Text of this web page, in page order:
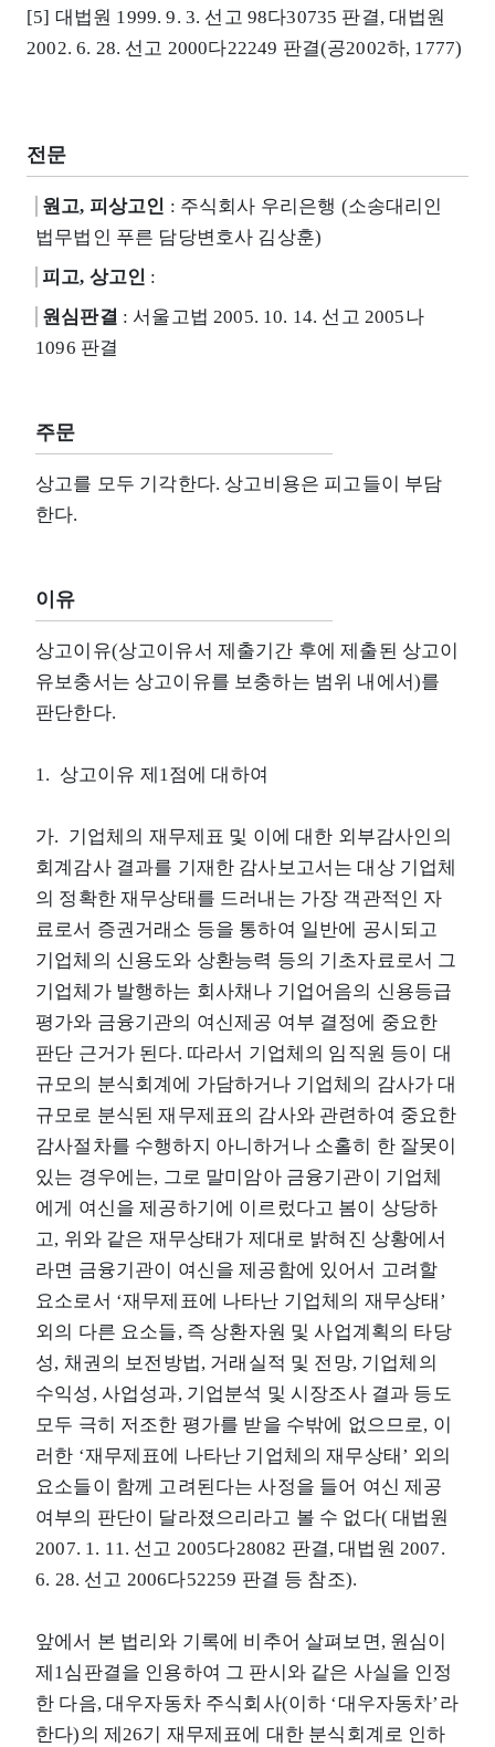
[5] 대법원 1999. 9. 3. 선고 98다30735 판결, 대법원
2002. 6. 28. 선고 2000다22249 판결(공2002하, 1777)
전문
원고, 피상고인 : 주식회사 우리은행 (소송대리인
법무법인 푸른 담당변호사 김상훈)
피고, 상고인 :
원심판결 : 서울고법 2005. 10. 14. 선고 2005나
1096 판결
주문
상고를 모두 기각한다. 상고비용은 피고들이 부담
한다.
이유
상고이유(상고이유서 제출기간 후에 제출된 상고이
유보충서는 상고이유를 보충하는 범위 내에서)를
판단한다.
1. 상고이유 제1점에 대하여
가. 기업체의 재무제표 및 이에 대한 외부감사인의
회계감사 결과를 기재한 감사보고서는 대상 기업체
의 정확한 재무상태를 드러내는 가장 객관적인 자
료로서 증권거래소 등을 통하여 일반에 공시되고
기업체의 신용도와 상환능력 등의 기초자료로서 그
기업체가 발행하는 회사채나 기업어음의 신용등급
평가와 금융기관의 여신제공 여부 결정에 중요한
판단 근거가 된다. 따라서 기업체의 임직원 등이 대
규모의 분식회계에 가담하거나 기업체의 감사가 대
규모로 분식된 재무제표의 감사와 관련하여 중요한
감사절차를 수행하지 아니하거나 소홀히 한 잘못이
있는 경우에는, 그로 말미암아 금융기관이 기업체
에게 여신을 제공하기에 이르렀다고 봄이 상당하
고, 위와 같은 재무상태가 제대로 밝혀진 상황에서
라면 금융기관이 여신을 제공함에 있어서 고려할
요소로서 ‘재무제표에 나타난 기업체의 재무상태’
외의 다른 요소들, 즉 상환자원 및 사업계획의 타당
성, 채권의 보전방법, 거래실적 및 전망, 기업체의
수익성, 사업성과, 기업분석 및 시장조사 결과 등도
모두 극히 저조한 평가를 받을 수밖에 없으므로, 이
러한 ‘재무제표에 나타난 기업체의 재무상태’ 외의
요소들이 함께 고려된다는 사정을 들어 여신 제공
여부의 판단이 달라졌으리라고 볼 수 없다( 대법원
2007. 1. 11. 선고 2005다28082 판결, 대법원 2007.
6. 28. 선고 2006다52259 판결 등 참조).
앞에서 본 법리와 기록에 비추어 살펴보면, 원심이
제1심판결을 인용하여 그 판시와 같은 사실을 인정
한 다음, 대우자동차 주식회사(이하 ‘대우자동차’라
한다)의 제26기 재무제표에 대한 분식회계로 인하